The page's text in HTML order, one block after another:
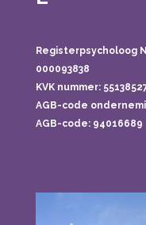
Registerpsycholoog
000093838
KVK nummer:
AGB-code
AGB-code: 94016689